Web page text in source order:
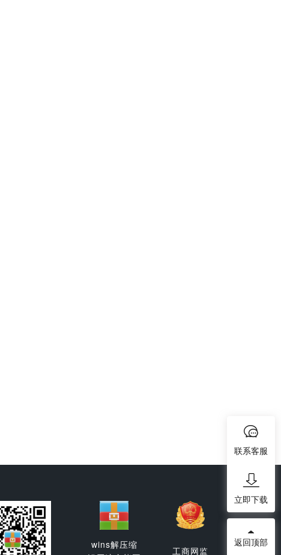
wins解压缩
工商网监
联系客服
立即下载
返回顶部